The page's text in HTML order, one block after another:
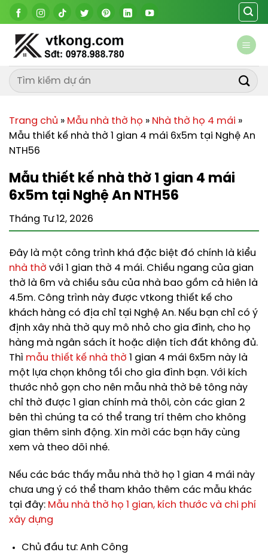
Chuyển
đến
dung
Trang chủ » Mẫu nhà thờ họ » Nhà thờ họ 4 mái »
Mẫu thiết kế nhà thờ 1 gian 4 mái 6x5m tại Nghệ An
NTH56
Mẫu thiết kế nhà thờ 1 gian 4 mái
6x5m tại Nghệ An NTH56
Tháng Tư 12, 2026
Đây là một công trình khá đặc biệt đó chính là kiểu
nhà thờ với 1 gian thờ 4 mái. Chiều ngang của gian
thờ là 6m và chiều sâu của nhà bao gồm cả hiên là
4.5m. Công trình này được vtkong thiết kế cho
khách hàng có địa chỉ tại Nghệ An. Nếu bạn chỉ có ý
định xây nhà thờ quy mô nhỏ cho gia đình, cho họ
hàng mà ngân sách ít hoặc diện tích đất không đủ.
Thì mẫu thiết kế nhà thờ 1 gian 4 mái 6x5m này là
một lựa chọn không tồi cho gia đình bạn. Với kích
thước nhỏ gọn cho nên mẫu nhà thờ bê tông này
chỉ thờ được 1 gian chính mà thôi, còn các gian 2
bên thì chúng ta có thể trang trí thêm cho không
gian thêm sinh động. Xin mời các bạn hãy cùng
xem và theo dõi nhé.
Nếu các bác thấy mẫu nhà thờ họ 1 gian 4 mái này
chưa ưng ý có thể tham khảo thêm các mẫu khác
tại đây: Mẫu nhà thờ họ 1 gian, kích thước và chi phí
xây dựng
Chủ đầu tư: Anh Công